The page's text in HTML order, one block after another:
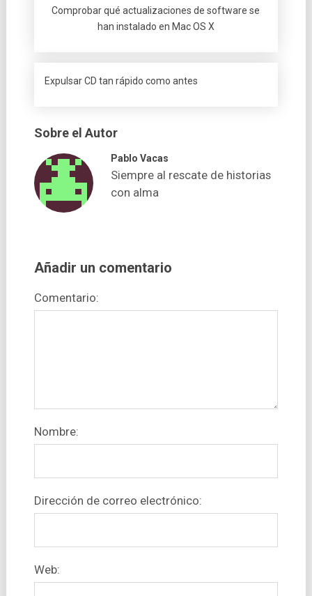
Comprobar qué actualizaciones de software se
han instalado en Mac OS X
Expulsar CD tan rápido como antes
Sobre el Autor
Pablo Vacas
Siempre al rescate de historias
con alma
Añadir un comentario
Comentario:
Nombre:
Dirección de correo electrónico:
Web: